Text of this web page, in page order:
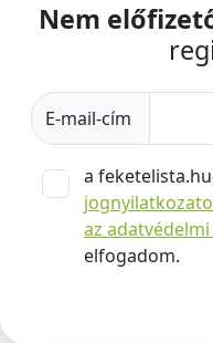
Nem
E-mail-cím
a
az
elfogadom.